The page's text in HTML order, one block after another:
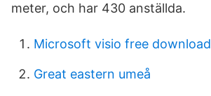
meter, och har 430 anställda.
Microsoft visio free download
Great eastern umeå